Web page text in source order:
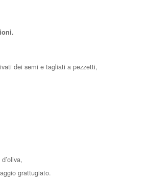
dei semi e tagliati a pezzetti,
grattugiato.